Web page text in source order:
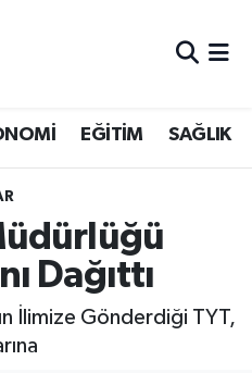
EĞİTİM SAĞLIK
Dağıttı
İlimize Gönderdiği TYT,